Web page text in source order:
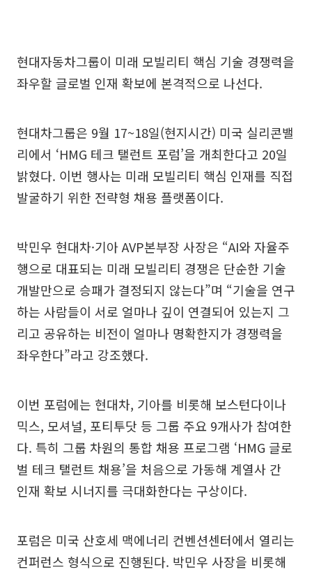
현대자동차그룹이 미래 모빌리티 핵심 기술 경쟁력을
좌우할 글로벌 인재 확보에 본격적으로 나선다.
현대차그룹은 9월 17~18일(현지시간) 미국 실리콘밸
리에서 ‘HMG 테크 탤런트 포럼’을 개최한다고 20일
밝혔다. 이번 행사는 미래 모빌리티 핵심 인재를 직접
발굴하기 위한 전략형 채용 플랫폼이다.
박민우 현대차·기아 AVP본부장 사장은 “AI와 자율주
행으로 대표되는 미래 모빌리티 경쟁은 단순한 기술
개발만으로 승패가 결정되지 않는다”며 “기술을 연구
하는 사람들이 서로 얼마나 깊이 연결되어 있는지 그
리고 공유하는 비전이 얼마나 명확한지가 경쟁력을
좌우한다”라고 강조했다.
이번 포럼에는 현대차, 기아를 비롯해 보스턴다이나
믹스, 모셔널, 포티투닷 등 그룹 주요 9개사가 참여한
다. 특히 그룹 차원의 통합 채용 프로그램 ‘HMG 글로
벌 테크 탤런트 채용’을 처음으로 가동해 계열사 간
인재 확보 시너지를 극대화한다는 구상이다.
포럼은 미국 산호세 맥에너리 컨벤션센터에서 열리는
컨퍼런스 형식으로 진행된다. 박민우 사장을 비롯해